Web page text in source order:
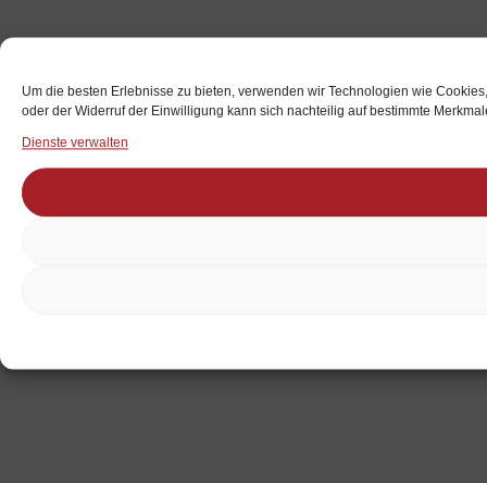
Um die besten Erlebnisse zu bieten, verwenden wir Technologien wie
oder der Widerruf der Einwilligung kann sich nachteilig auf bestimmte
Dienste verwalten